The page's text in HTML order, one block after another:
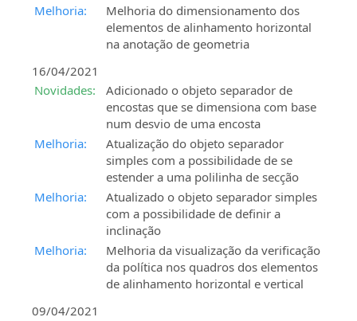
Melhoria:
Melhoria do dimensionamento dos
elementos de alinhamento horizontal
na anotação de geometria
16/04/2021
Novidades:
Adicionado o objeto separador de
encostas que se dimensiona com base
num desvio de uma encosta
Melhoria:
Atualização do objeto separador
simples com a possibilidade de se
estender a uma polilinha de secção
Melhoria:
Atualizado o objeto separador simples
com a possibilidade de definir a
inclinação
Melhoria:
Melhoria da visualização da verificação
da política nos quadros dos elementos
de alinhamento horizontal e vertical
09/04/2021